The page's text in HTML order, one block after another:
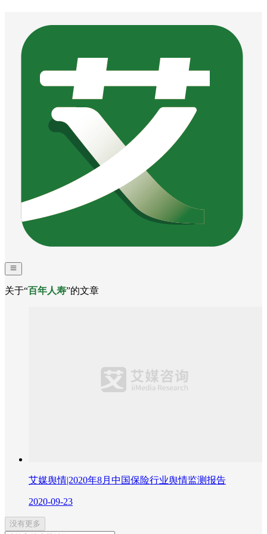
关于“百年人寿”的文章
艾媒舆情|2020年8月中国保险行业舆情监测报告
2020-09-23
没有更多